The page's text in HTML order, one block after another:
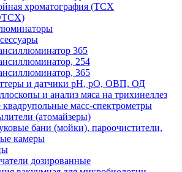
хроматография (ТСХ
365
254
365
и датчики рН, рО, ОВП, ОД
и анализ мяса на трихинеллез
масс-спектрометры
(атомайзеры)
бани (мойки), пароочистители,
камеры
дозированные